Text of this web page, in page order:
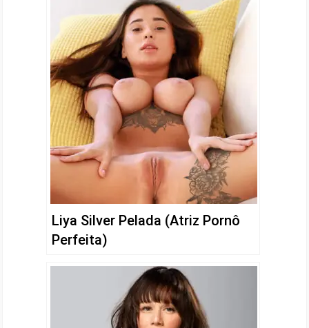
Liya Silver Pelada (Atriz Pornô
Perfeita)